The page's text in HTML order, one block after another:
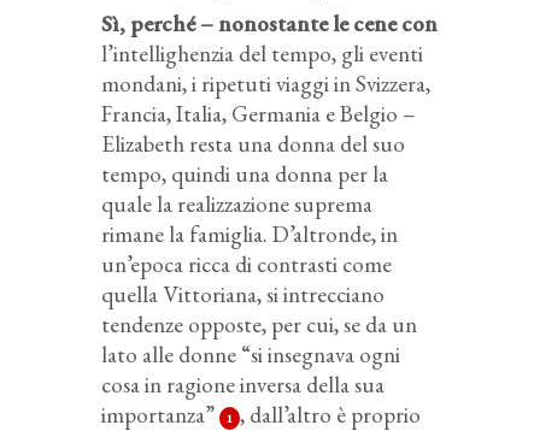
Sì, perché – nonostante le cene con
l’intellighenzia del tempo, gli eventi
mondani, i ripetuti viaggi in Svizzera,
Francia, Italia, Germania e Belgio –
Elizabeth resta una donna del suo
tempo, quindi una donna per la
quale la realizzazione suprema
rimane la famiglia. D’altronde, in
un’epoca ricca di contrasti come
quella Vittoriana, si intrecciano
tendenze opposte, per cui, se da un
lato alle donne “si insegnava ogni
cosa in ragione inversa della sua
importanza”
1 , dall’altro è proprio